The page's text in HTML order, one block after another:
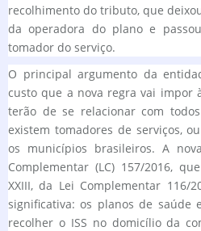
recolhimento do tributo, que
da operadora do plano e
tomador do serviço.
O principal argumento da
custo que a nova regra vai impor
terão de se relacionar com
existem tomadores de serviços,
os municípios brasileiros. A
Complementar (LC) 157/2016,
XXIII, da Lei Complementar 116/
significativa: os planos de saúde
recolher o ISS no domicílio da